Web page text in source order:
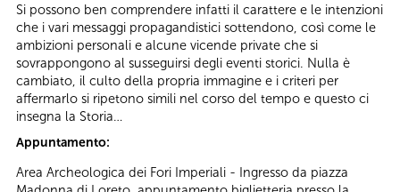
Si possono ben comprendere infatti il carattere e le intenzioni
che i vari messaggi propagandistici sottendono, così come le
ambizioni personali e alcune vicende private che si
sovrappongono al susseguirsi degli eventi storici. Nulla è
cambiato, il culto della propria immagine e i criteri per
affermarlo si ripetono simili nel corso del tempo e questo ci
insegna la Storia…
Appuntamento:
Area Archeologica dei Fori Imperiali - Ingresso da piazza